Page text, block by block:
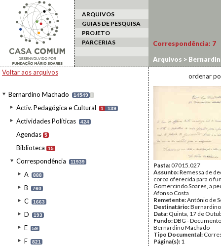
ARQUIVOS
GUIAS DE PESQUISA
PROJETO
PARCERIAS
Voltar aos arquivos
Bernardino Machado 14549 I
Activ. Pedagógica e Cultural 1 139
Actividades Políticas 424
Agendas 5
Biblioteca 15
Correspondência 11939
A 888
B 760
C 1663
D 193
E 59
F 821
Correspondência: 7
Arquivos >
ordenar
Pasta:07015.027
Assunto:Remessa de
coroa oferecida para o
Gomercindo Soares, a
Afonso Costa
Remetente:António de
Destinatário:
Data: Quinta, 17 de
Fundo:DBG -
Bernardino Machado
Tipo Documental:
Página(s): 1